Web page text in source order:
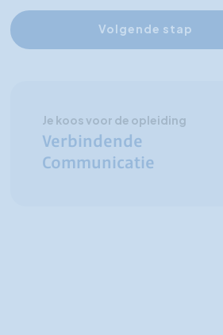
Volgende stap
Je koos voor de opleiding
Verbindende
Communicatie